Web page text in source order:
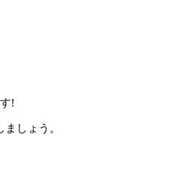
!
しょう。